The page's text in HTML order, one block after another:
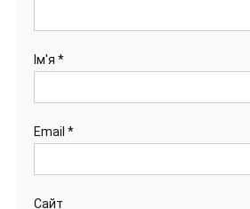
Ім'я *
Email *
Сайт